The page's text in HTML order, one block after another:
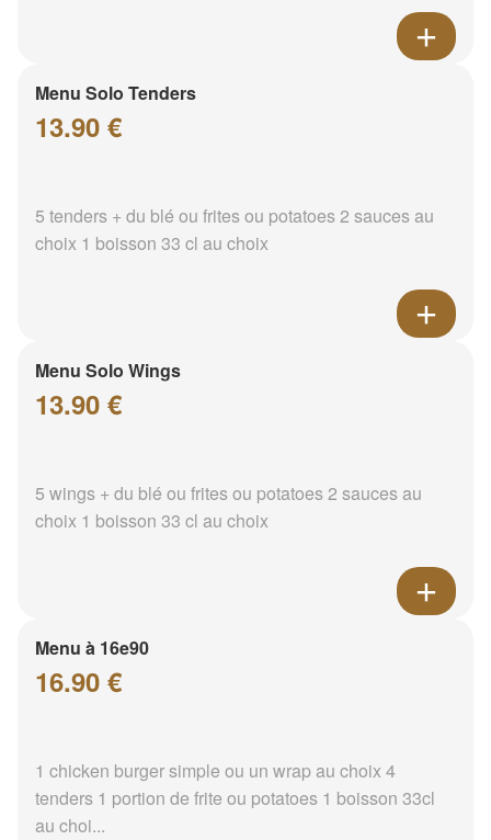
Menu Solo Tenders
13.90 €
5 tenders + du blé ou frites ou potatoes 2 sauces au
choix 1 boisson 33 cl au choix
Menu Solo Wings
13.90 €
5 wings + du blé ou frites ou potatoes 2 sauces au
choix 1 boisson 33 cl au choix
Menu à 16e90
16.90 €
1 chicken burger simple ou un wrap au choix 4
tenders 1 portion de frite ou potatoes 1 boisson 33cl
au choi...